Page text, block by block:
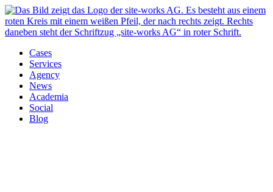
Cases
Services
Agency
News
Academia
Social
Blog